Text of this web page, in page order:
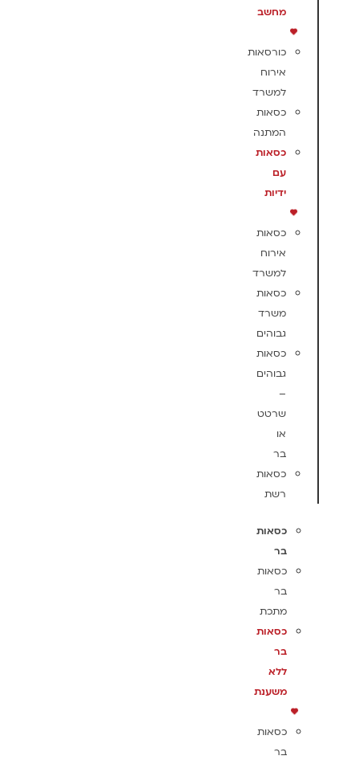
מחשב
כורסאות
אירוח
למשרד
כסאות
המתנה
כסאות
עם
ידיות
כסאות
אירוח
למשרד
כסאות
משרד
גבוהים
כסאות
גבוהים
–
שרטט
או
בר
כסאות
רשת
כסאות
בר
כסאות
בר
מתכת
כסאות
בר
ללא
משענת
כסאות
בר